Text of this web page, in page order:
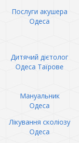
Послуги акушера
Одеса
Дитячий дієтолог
Одеса Таїрове
Мануальник
Одеса
Лікування сколіозу
Одеса